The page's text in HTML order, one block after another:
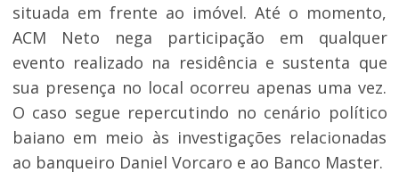
situada em frente ao imóvel. Até o momento,
ACM Neto nega participação em qualquer
evento realizado na residência e sustenta que
sua presença no local ocorreu apenas uma vez.
O caso segue repercutindo no cenário político
baiano em meio às investigações relacionadas
ao banqueiro Daniel Vorcaro e ao Banco Master.